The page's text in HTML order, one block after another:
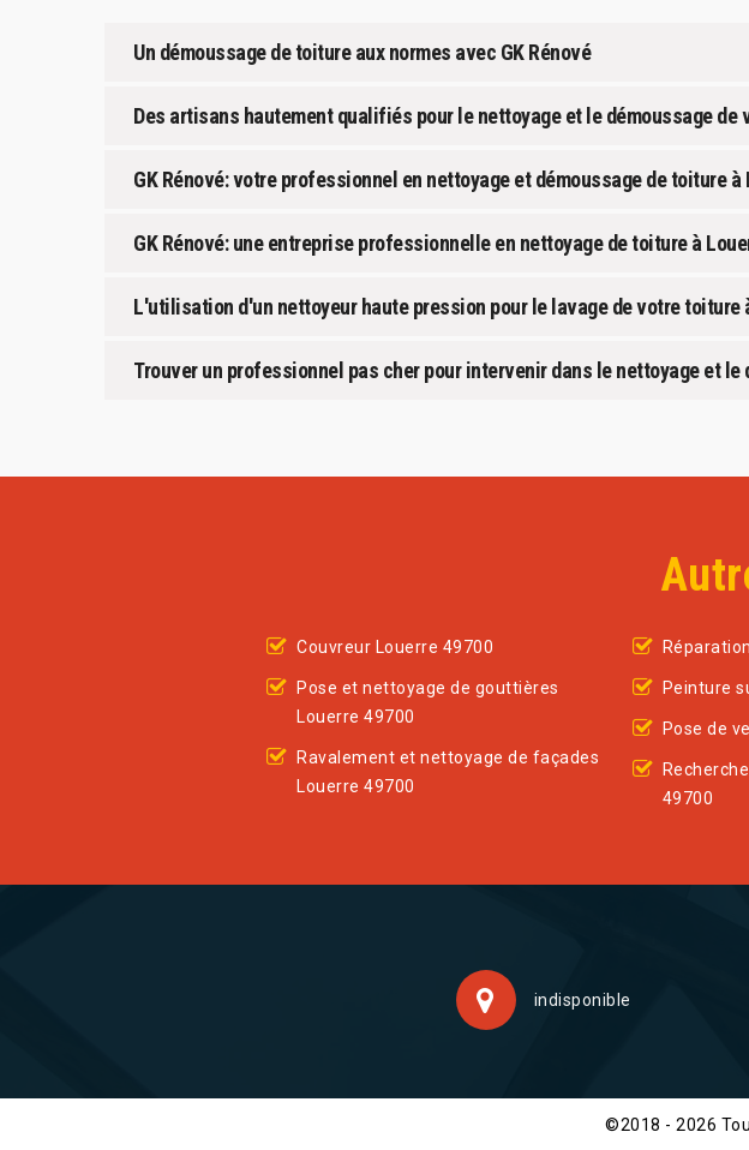
Un démoussage de toiture aux normes avec GK Rénové
Des artisans hautement qualifiés pour le nettoyage et le démoussage de
GK Rénové: votre professionnel en nettoyage et démoussage de toiture
GK Rénové: une entreprise professionnelle en nettoyage de toiture à
L'utilisation d'un nettoyeur haute pression pour le lavage de votre toiture
Trouver un professionnel pas cher pour intervenir dans le nettoyage et
Couvreur Louerre 49700
Pose et nettoyage de gouttières
Louerre 49700
Ravalement et nettoyage de façades
Louerre 49700
Peinture
Pose de
49700
indisponible
©2018 - 2026